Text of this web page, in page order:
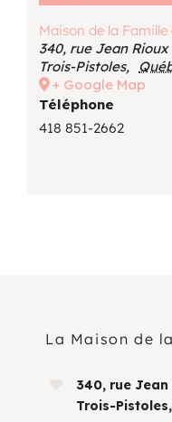
Maison de la Famille
340, rue Jean Rioux
Trois-Pistoles,
+ Google Map
Téléphone
418 851-2662
La Maison de
340, rue Jean
Trois-